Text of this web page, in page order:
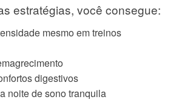
estratégias, você consegue:
mesmo em treinos
digestivos
noite de sono tranquila